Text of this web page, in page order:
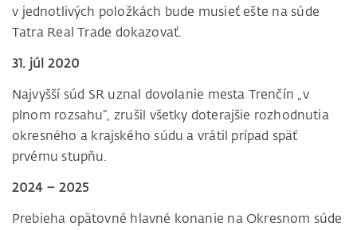
v jednotlivých položkách bude musieť ešte na súde
Tatra Real Trade dokazovať.
31. júl 2020
Najvyšší súd SR uznal dovolanie mesta Trenčín „v
plnom rozsahu“, zrušil všetky doterajšie rozhodnutia
okresného a krajského súdu a vrátil prípad späť
prvému stupňu.
2024 – 2025
Prebieha opätovné hlavné konanie na Okresnom súde